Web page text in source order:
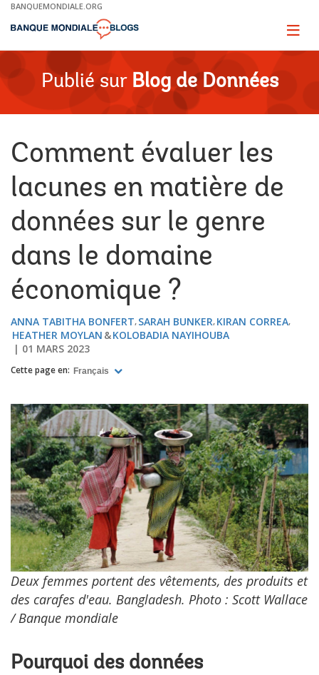
Skip
Main
BANQUEMONDIALE.ORG
Page
Publié sur Blog de Données
Comment évaluer les
lacunes en matière de
données sur le genre
dans le domaine
économique ?
ANNA TABITHA BONFERT SARAH BUNKER KIRAN CORREA
HEATHER MOYLAN
KOLOBADIA NAYIHOUBA
01 MARS 2023
Cette page en: Français
Deux femmes portent des vêtements, des produits et
des carafes d'eau. Bangladesh. Photo : Scott Wallace
/ Banque mondiale
Pourquoi des données